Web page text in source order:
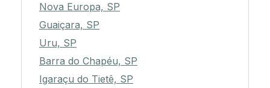
Nova Europa, SP
Guaiçara, SP
Uru, SP
Barra do Chapéu, SP
Igaraçu do Tietê, SP